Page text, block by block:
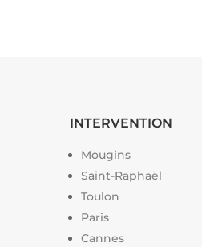
INTERVENTION
Mougins
Saint-Raphaël
Toulon
Paris
Cannes